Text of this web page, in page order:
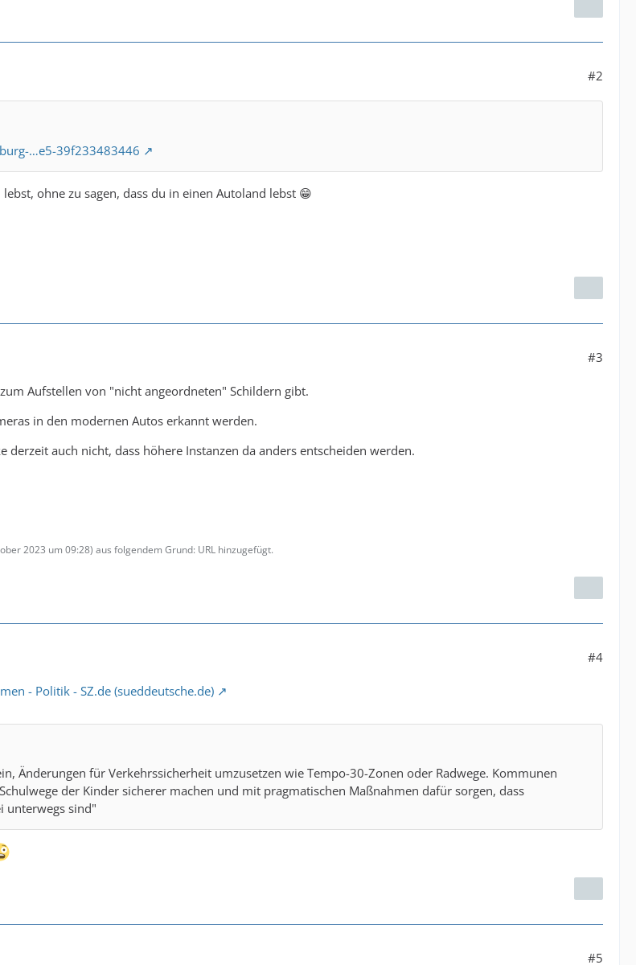
#2
…e5-39f233483446
ohne zu sagen, dass du in einen Autoland lebst 😁
#3
Aufstellen von "nicht angeordneten" Schildern gibt.
in den modernen Autos erkannt werden.
derzeit auch nicht, dass höhere Instanzen da anders entscheiden werden.
2023 um 09:28) aus folgendem Grund: URL hinzugefügt.
#4
- Politik - SZ.de (sueddeutsche.de)
Änderungen für Verkehrssicherheit umzusetzen wie Tempo-30-Zonen oder Radwege. Kommunen
der Kinder sicherer machen und mit pragmatischen Maßnahmen dafür sorgen, dass
unterwegs sind"
#5